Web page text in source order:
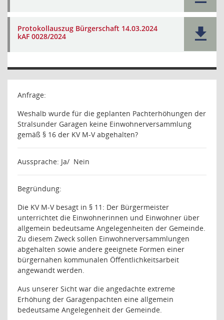
Protokollauszug Bürgerschaft 14.03.2024
kAF 0028/2024
Anfrage:
Weshalb wurde für die geplanten Pachterhöhungen der
Stralsunder Garagen keine Einwohnerversammlung
gemäß § 16 der KV M-V abgehalten?
Aussprache: Ja/ Nein
Begründung:
Die KV M-V besagt in § 11: Der Bürgermeister
unterrichtet die Einwohnerinnen und Einwohner über
allgemein bedeutsame Angelegenheiten der Gemeinde.
Zu diesem Zweck sollen Einwohnerversammlungen
abgehalten sowie andere geeignete Formen einer
bürgernahen kommunalen Öffentlichkeitsarbeit
angewandt werden.
Aus unserer Sicht war die angedachte extreme
Erhöhung der Garagenpachten eine allgemein
bedeutsame Angelegenheit der Gemeinde.